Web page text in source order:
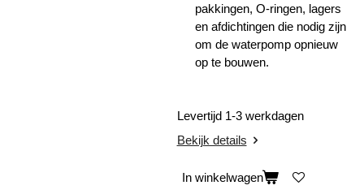
pakkingen, O-ringen, lagers
en afdichtingen die nodig zijn
om de waterpomp opnieuw
op te bouwen.
Levertijd 1-3 werkdagen
Bekijk details
In winkelwagen